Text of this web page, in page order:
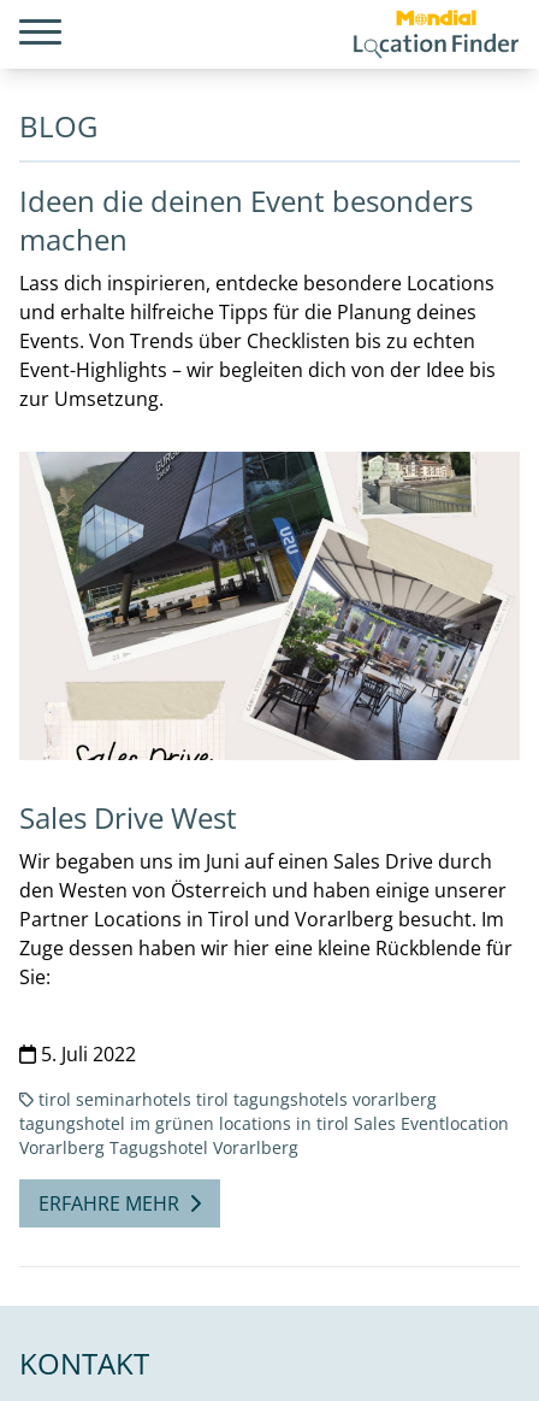
BLOG
Ideen die deinen Event besonders
machen
Lass dich inspirieren, entdecke besondere Locations
und erhalte hilfreiche Tipps für die Planung deines
Events. Von Trends über Checklisten bis zu echten
Event-Highlights – wir begleiten dich von der Idee bis
zur Umsetzung.
Sales Drive West
Wir begaben uns im Juni auf einen Sales Drive durch
den Westen von Österreich und haben einige unserer
Partner Locations in Tirol und Vorarlberg besucht. Im
Zuge dessen haben wir hier eine kleine Rückblende für
Sie:
5. Juli 2022
tirol seminarhotels tirol tagungshotels vorarlberg
tagungshotel im grünen locations in tirol Sales Eventlocation
Vorarlberg Tagugshotel Vorarlberg
ERFAHRE MEHR
KONTAKT